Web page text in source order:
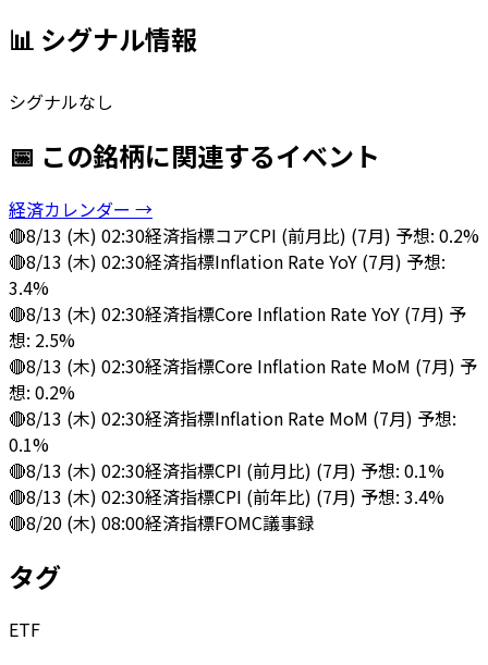
📊 シグナル情報
シグナルなし
📅 この銘柄に関連するイベント
経済カレンダー →
🔴8/13 (木) 02:30経済指標コアCPI (前月比) (7月) 予想: 0.2%
🔴8/13 (木) 02:30経済指標Inflation Rate YoY (7月) 予想:
3.4%
🔴8/13 (木) 02:30経済指標Core Inflation Rate YoY (7月) 予
想: 2.5%
🔴8/13 (木) 02:30経済指標Core Inflation Rate MoM (7月) 予
想: 0.2%
🔴8/13 (木) 02:30経済指標Inflation Rate MoM (7月) 予想:
0.1%
🔴8/13 (木) 02:30経済指標CPI (前月比) (7月) 予想: 0.1%
🔴8/13 (木) 02:30経済指標CPI (前年比) (7月) 予想: 3.4%
🔴8/20 (木) 08:00経済指標FOMC議事録
タグ
ETF